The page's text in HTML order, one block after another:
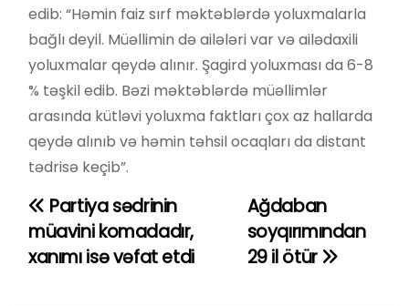
edib: “Həmin faiz sırf məktəblərdə yoluxmalarla
bağlı deyil. Müəllimin də ailələri var və ailədaxili
yoluxmalar qeydə alınır. Şagird yoluxması da 6-8
% təşkil edib. Bəzi məktəblərdə müəllimlər
arasında kütləvi yoluxma faktları çox az hallarda
qeydə alınıb və həmin təhsil ocaqları da distant
tədrisə keçib”.
Y
a
Ağdaban
soyqırımından
29 il ötür
Partiya sədrinin
müavini komadadır,
xanımı isə vəfat etdi